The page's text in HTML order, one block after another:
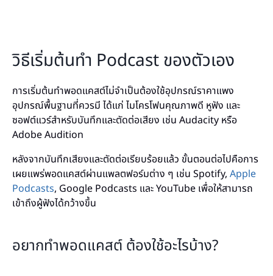
วิธีเริ่มต้นทำ Podcast ของตัวเอง
การเริ่มต้นทำพอดแคสต์ไม่จำเป็นต้องใช้อุปกรณ์ราคาแพง
อุปกรณ์พื้นฐานที่ควรมี ได้แก่ ไมโครโฟนคุณภาพดี หูฟัง และ
ซอฟต์แวร์สำหรับบันทึกและตัดต่อเสียง เช่น Audacity หรือ
Adobe Audition
หลังจากบันทึกเสียงและตัดต่อเรียบร้อยแล้ว ขั้นตอนต่อไปคือการ
เผยแพร่พอดแคสต์ผ่านแพลตฟอร์มต่าง ๆ เช่น Spotify, Apple
Podcasts, Google Podcasts และ YouTube เพื่อให้สามารถ
เข้าถึงผู้ฟังได้กว้างขึ้น
อยากทำพอดแคสต์ ต้องใช้อะไรบ้าง?